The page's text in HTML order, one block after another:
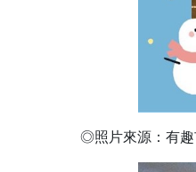
◎照片來源：有趣